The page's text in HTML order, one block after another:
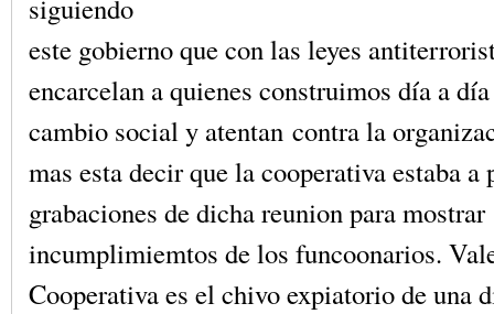
siguiendo
este gobierno que con las leyes
encarcelan a quienes construimos día a
cambio social y atentan contra la
mas esta decir que la cooperativa estaba
grabaciones de dicha reunion para mostrar
incumplimiemtos de los funcoonarios.
Cooperativa es el chivo expiatorio de una